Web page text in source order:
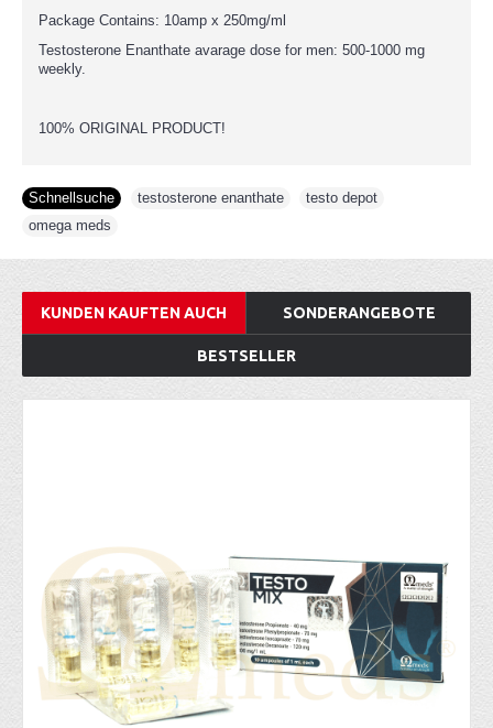
Package Contains: 10amp x 250mg/ml
Testosterone Enanthate avarage dose for men: 500-1000 mg
weekly.
100% ORIGINAL PRODUCT!
Schnellsuche testosterone enanthate testo depot
omega meds
KUNDEN KAUFTEN AUCH SONDERANGEBOTE
BESTSELLER